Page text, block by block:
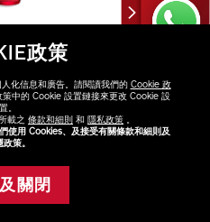
政策
化信息和廣告。請閱讀我們的 Cookie 政
中的 Cookie 設置鏈接來更改 Cookie 設
置。
載之 條款和細則 和 隱私政策 。
使用 Cookies、及接受有關條款和細則及
政策。
關閉